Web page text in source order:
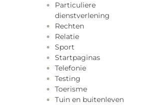
Particuliere
dienstverlening
Rechten
Relatie
Sport
Startpaginas
Telefonie
Testing
Toerisme
Tuin en buitenleven